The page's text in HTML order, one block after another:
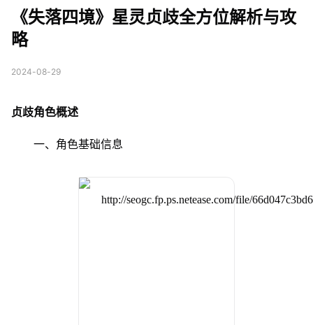
《失落四境》星灵贞歧全方位解析与攻
略
2024-08-29
贞歧角色概述
一、角色基础信息